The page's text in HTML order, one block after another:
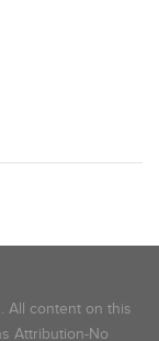
All content on this
Attribution-No